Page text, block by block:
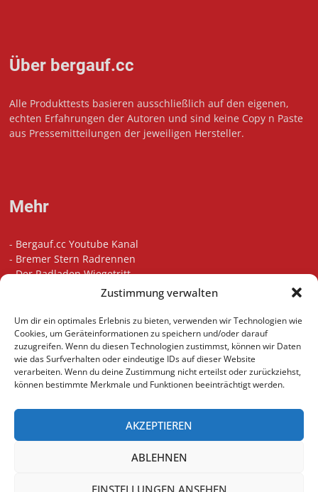
Zustimmung verwalten
Um dir ein optimales Erlebnis zu bieten, verwenden wir Technologien wie
Cookies, um Geräteinformationen zu speichern und/oder darauf
zuzugreifen. Wenn du diesen Technologien zustimmst, können wir Daten
wie das Surfverhalten oder eindeutige IDs auf dieser Website
verarbeiten. Wenn du deine Zustimmung nicht erteilst oder zurückziehst,
können bestimmte Merkmale und Funktionen beeinträchtigt werden.
AKZEPTIEREN
ABLEHNEN
EINSTELLUNGEN ANSEHEN
Über bergauf.cc
Alle Produkttests basieren ausschließlich auf den eigenen,
echten Erfahrungen der Autoren und sind keine Copy n Paste
aus Pressemitteilungen der jeweiligen Hersteller.
Mehr
- Bergauf.cc Youtube Kanal
- Bremer Stern Radrennen
-Der Radladen Wiegetritt
Bikefitting in Bremen
-Unsere Touren auf Komoot
-Indoor Cycling Motivation Playlist